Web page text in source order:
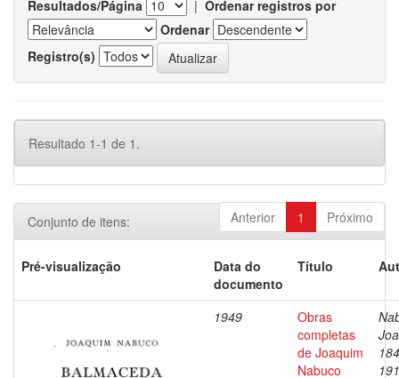
Resultados/Página | Ordenar registros por
Ordenar
Registro(s)
Resultado 1-1 de 1.
Anterior 1 Próximo
Conjunto de itens:
Pré-visualização
Data do
documento
Título
1949
Obras
completas
de Joaquim
Nabuco